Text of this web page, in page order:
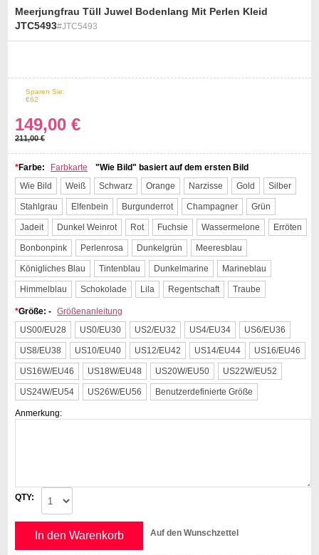
Meerjungfrau Tüll Juwel Bodenlang Mit Perlen Kleid
JTC5493#JTC5493
149,00 €
211,00 €
Sparen Sie:
€62
*Farbe: Farbkarte
"Wie Bild" basiert auf dem ersten Bild
Wie Bild
Weiß Schwarz Orange Narzisse Gold Silber
Stahlgrau Elfenbein Burgunderrot Champagner Grün
Jadeit Dunkel Weinrot Rot Fuchsie Wassermelone Erröten
Bonbonpink Perlenrosa Dunkelgrün Meeresblau
Königliches Blau Tintenblau Dunkelmarine Marineblau
Himmelblau Schokolade Lila Regentschaft Traube
*Größe: - Größenanleitung
US00/EU28
US0/EU30 US2/EU32 US4/EU34 US6/EU36
US8/EU38 US10/EU40 US12/EU42 US14/EU44 US16/EU46
US16W/EU46 US18W/EU48 US20W/EU50 US22W/EU52
US24W/EU54 US26W/EU56 Benutzerdefinierte Größe
Anmerkung:
QTY:
In den Warenkorb Auf den Wunschzettel